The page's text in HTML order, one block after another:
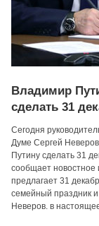
Владимир
сделать 31
Сегодня
Думе Сергей
Путину сделать 31
сообщает
предлагает 31
семейный праздник
Неверов. в